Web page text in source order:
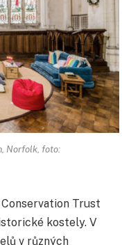
Norfolk, foto:
Trust
kostely. V
v různých